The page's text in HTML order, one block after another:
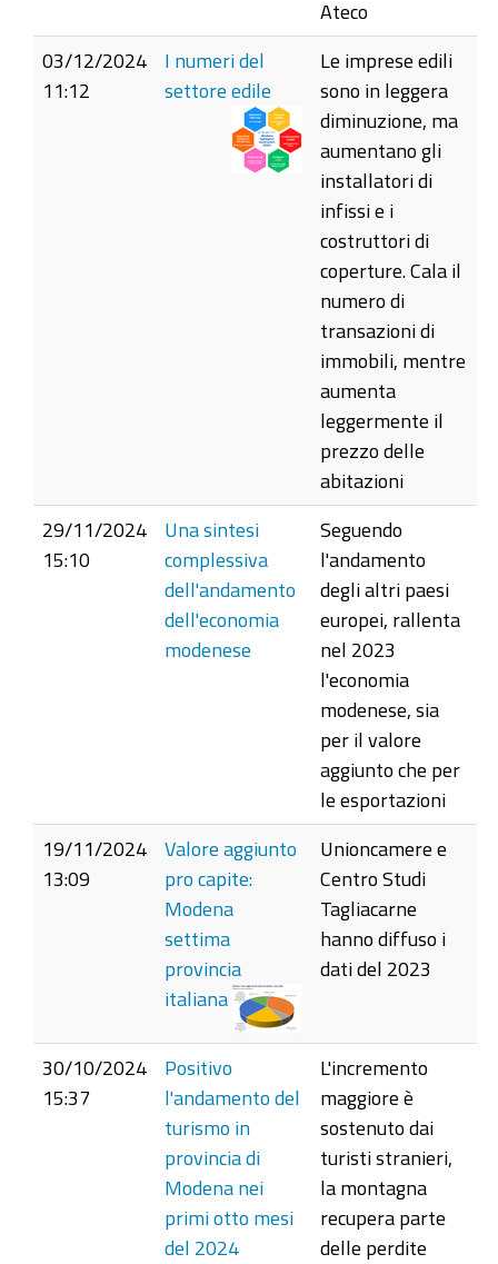
Ateco
03/12/2024
11:12
I numeri del
settore edile
Le imprese edili
sono in leggera
diminuzione, ma
aumentano gli
installatori di
infissi e i
costruttori di
coperture. Cala il
numero di
transazioni di
immobili, mentre
aumenta
leggermente il
prezzo delle
abitazioni
29/11/2024
15:10
Una sintesi
complessiva
dell'andamento
dell'economia
modenese
Seguendo
l'andamento
degli altri paesi
europei, rallenta
nel 2023
l'economia
modenese, sia
per il valore
aggiunto che per
le esportazioni
19/11/2024
13:09
Valore aggiunto
pro capite:
Modena
settima
provincia
italiana
Unioncamere e
Centro Studi
Tagliacarne
hanno diffuso i
dati del 2023
30/10/2024
15:37
Positivo
l'andamento del
turismo in
provincia di
Modena nei
primi otto mesi
del 2024
L'incremento
maggiore è
sostenuto dai
turisti stranieri,
la montagna
recupera parte
delle perdite